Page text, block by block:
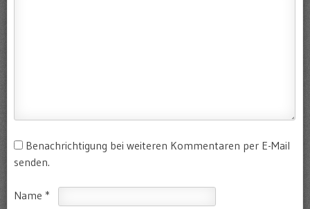
Benachrichtigung bei weiteren Kommentaren per E-Mail
senden.
Name *